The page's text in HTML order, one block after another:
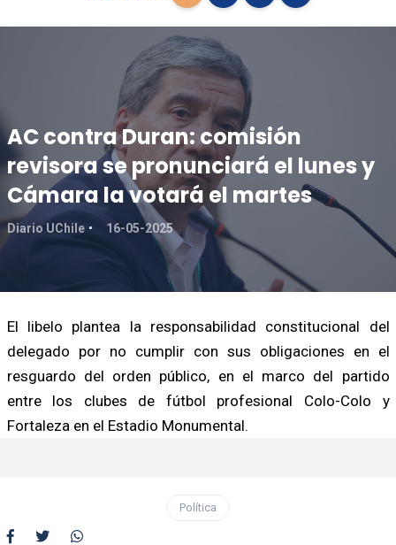
AC contra Duran: comisión
revisora se pronunciará el lunes y
Cámara la votará el martes
Diario UChile 16-05-2025
El libelo plantea la responsabilidad constitucional del
delegado por no cumplir con sus obligaciones en el
resguardo del orden público, en el marco del partido
entre los clubes de fútbol profesional Colo-Colo y
Fortaleza en el Estadio Monumental.
Política